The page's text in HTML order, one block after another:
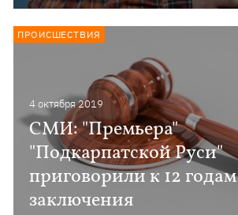
4 октября 2019
СМИ: "Премьера"
"Подкарпатской Руси"
приговорили к 12 годам
заключения
ПРОИСШЕСТВИЯ